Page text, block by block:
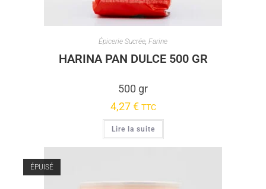
Épicerie Sucrée, Farine
HARINA PAN DULCE 500 GR
500 gr
4,27€ TTC
Lire la suite
ÉPUISÉ